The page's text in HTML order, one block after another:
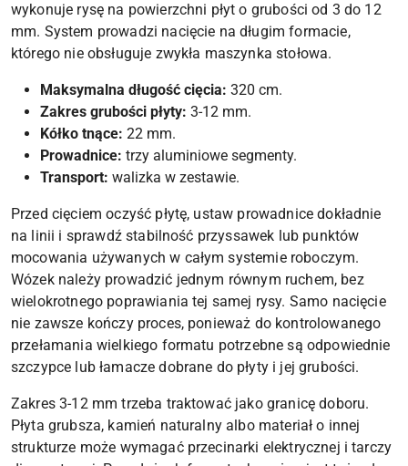
wykonuje rysę na powierzchni płyt o grubości od 3 do 12
mm. System prowadzi nacięcie na długim formacie,
którego nie obsługuje zwykła maszynka stołowa.
Maksymalna długość cięcia: 320 cm.
Zakres grubości płyty: 3-12 mm.
Kółko tnące: 22 mm.
Prowadnice: trzy aluminiowe segmenty.
Transport: walizka w zestawie.
Przed cięciem oczyść płytę, ustaw prowadnice dokładnie
na linii i sprawdź stabilność przyssawek lub punktów
mocowania używanych w całym systemie roboczym.
Wózek należy prowadzić jednym równym ruchem, bez
wielokrotnego poprawiania tej samej rysy. Samo nacięcie
nie zawsze kończy proces, ponieważ do kontrolowanego
przełamania wielkiego formatu potrzebne są odpowiednie
szczypce lub łamacze dobrane do płyty i jej grubości.
Zakres 3-12 mm trzeba traktować jako granicę doboru.
Płyta grubsza, kamień naturalny albo materiał o innej
strukturze może wymagać przecinarki elektrycznej i tarczy